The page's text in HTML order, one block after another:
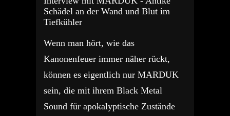
Schädel an der Wand und Blut im
Tiefkühler
Wenn man hört, wie das
Kanonenfeuer immer näher rückt,
können es eigentlich nur MARDUK
sein, die mit ihrem Black Metal
Sound für apokalyptische Zustände